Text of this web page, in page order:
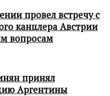
провел встречу с
канцлера Австрии
вопросам
принял
Аргентины